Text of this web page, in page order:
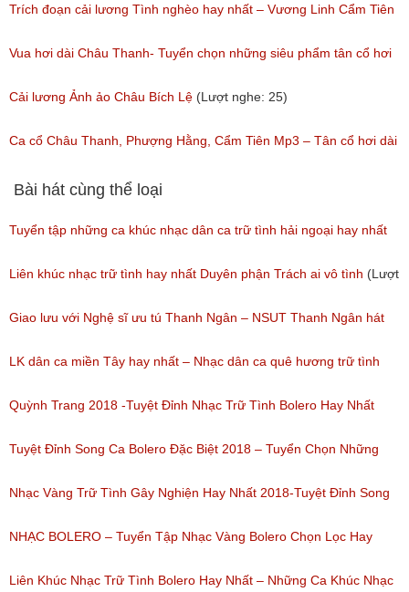
(Lượt nghe: 173)
Trích đoạn cải lương Tình nghèo hay nhất – Vương Linh Cẩm Tiên
(Lượt nghe: 1,156)
Vua hơi dài Châu Thanh- Tuyển chọn những siêu phẩm tân cổ hơi
dài hay nhất hiện tại của Châu Thanh
(Lượt nghe: 172)
Cải lương Ảnh ảo Châu Bích Lệ (Lượt nghe: 25)
Ca cổ Châu Thanh, Phượng Hằng, Cẩm Tiên Mp3 – Tân cổ hơi dài
cao vút, Trích Đoạn Cải Lương Cực Hay
(Lượt nghe: 878)
Bài hát cùng thể loại
Tuyển tập những ca khúc nhạc dân ca trữ tình hải ngoại hay nhất
(Lượt nghe: 277)
Liên khúc nhạc trữ tình hay nhất Duyên phận Trách ai vô tình (Lượt
nghe: 193)
Giao lưu với Nghệ sĩ ưu tú Thanh Ngân – NSUT Thanh Ngân hát
Bolero
(Lượt nghe: 80)
LK dân ca miền Tây hay nhất – Nhạc dân ca quê hương trữ tình
miền tây hay nhất
(Lượt nghe: 184)
Quỳnh Trang 2018 -Tuyệt Đỉnh Nhạc Trữ Tình Bolero Hay Nhất
Của Quỳnh Trang 2018
(Lượt nghe: 155)
Tuyệt Đỉnh Song Ca Bolero Đặc Biệt 2018 – Tuyển Chọn Những
Bài Hát Song Ca Nhạc Vàng Bolero Hay Nhất
(Lượt nghe: 218)
Nhạc Vàng Trữ Tình Gây Nghiện Hay Nhất 2018-Tuyệt Đỉnh Song
Ca Thiên Quang Quỳnh Trang Ngọt Ngào
(Lượt nghe: 219)
NHẠC BOLERO – Tuyển Tập Nhạc Vàng Bolero Chọn Lọc Hay
Nhất / Tuyệt Đỉnh Bolero
Liên Khúc Nhạc Trữ Tình Bolero Hay Nhất – Những Ca Khúc Nhạc